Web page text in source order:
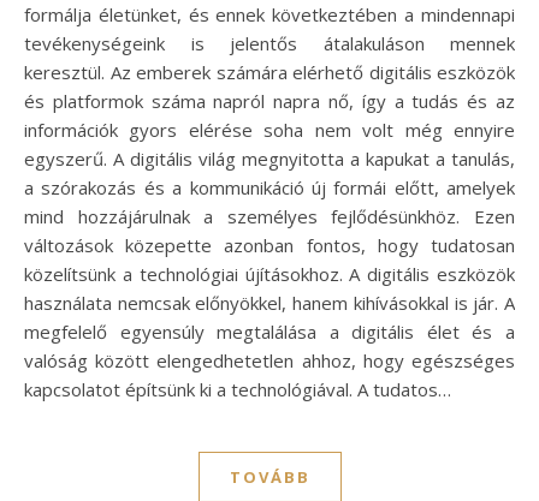
formálja életünket, és ennek következtében a mindennapi
tevékenységeink is jelentős átalakuláson mennek
keresztül. Az emberek számára elérhető digitális eszközök
és platformok száma napról napra nő, így a tudás és az
információk gyors elérése soha nem volt még ennyire
egyszerű. A digitális világ megnyitotta a kapukat a tanulás,
a szórakozás és a kommunikáció új formái előtt, amelyek
mind hozzájárulnak a személyes fejlődésünkhöz. Ezen
változások közepette azonban fontos, hogy tudatosan
közelítsünk a technológiai újításokhoz. A digitális eszközök
használata nemcsak előnyökkel, hanem kihívásokkal is jár. A
megfelelő egyensúly megtalálása a digitális élet és a
valóság között elengedhetetlen ahhoz, hogy egészséges
kapcsolatot építsünk ki a technológiával. A tudatos…
TOVÁBB